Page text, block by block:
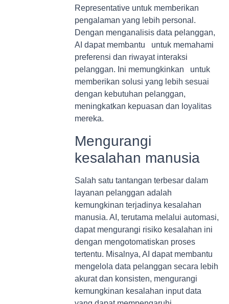
Representative untuk memberikan
pengalaman yang lebih personal.
Dengan menganalisis data pelanggan,
AI dapat membantu untuk memahami
preferensi dan riwayat interaksi
pelanggan. Ini memungkinkan untuk
memberikan solusi yang lebih sesuai
dengan kebutuhan pelanggan,
meningkatkan kepuasan dan loyalitas
mereka.
Mengurangi
kesalahan manusia
Salah satu tantangan terbesar dalam
layanan pelanggan adalah
kemungkinan terjadinya kesalahan
manusia. AI, terutama melalui automasi,
dapat mengurangi risiko kesalahan ini
dengan mengotomatiskan proses
tertentu. Misalnya, AI dapat membantu
mengelola data pelanggan secara lebih
akurat dan konsisten, mengurangi
kemungkinan kesalahan input data